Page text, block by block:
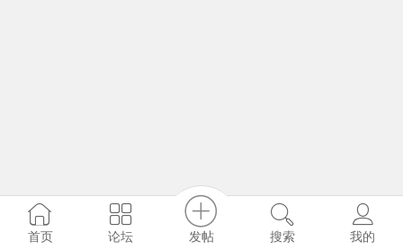
首页 论坛 发帖 搜索 我的